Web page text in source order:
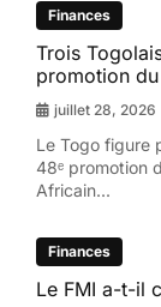
Finances
Trois
promotion du
juillet 28, 2026
Le Togo figure
48ᵉ promotion
Africain...
Finances
Le FMI a-t-il